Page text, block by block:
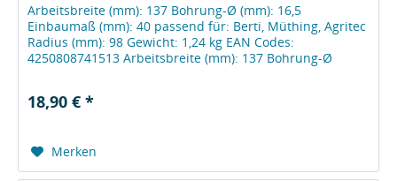
Arbeitsbreite (mm): 137 Bohrung-Ø (mm): 16,5
Einbaumaß (mm): 40 passend für: Berti, Müthing, Agritec
Radius (mm): 98 Gewicht: 1,24 kg EAN Codes:
4250808741513 Arbeitsbreite (mm): 137 Bohrung-Ø
18,90 € *
Merken